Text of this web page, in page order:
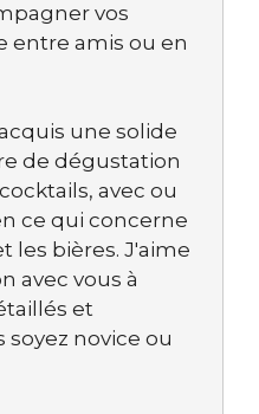
vos
entre amis ou en
une solide
de dégustation
avec ou
ce qui concerne
les bières. J'aime
avec vous à
et
soyez novice ou